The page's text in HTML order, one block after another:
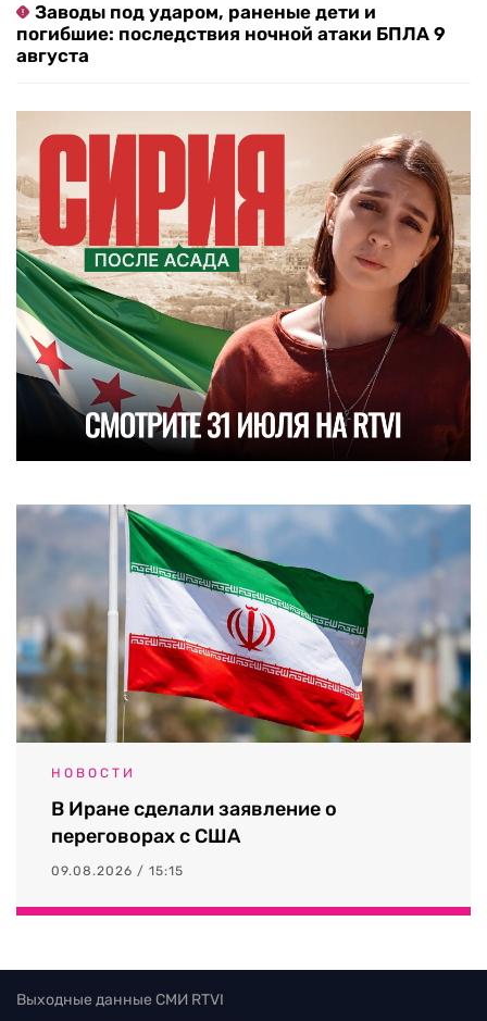
Заводы под ударом, раненые дети и
погибшие: последствия ночной атаки БПЛА 9
августа
НОВОСТИ
В Иране сделали заявление о
переговорах с США
09.08.2026 / 15:15
Выходные данные СМИ RTVI